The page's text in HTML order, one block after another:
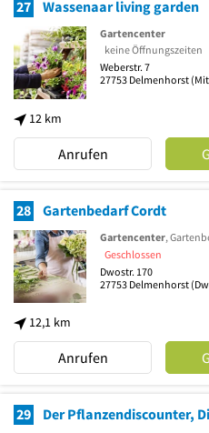
27 Wassenaar living garden
12 km
Gartencenter
keine Öffnungszeiten
Weberstr. 7
27753 Delmenhorst
Anrufen
28 Gartenbedarf Cordt
12,1 km
Gartencenter,
Geschlossen
Dwostr. 170
27753 Delmenhorst
Anrufen
29 Der Pflanzendiscounter,